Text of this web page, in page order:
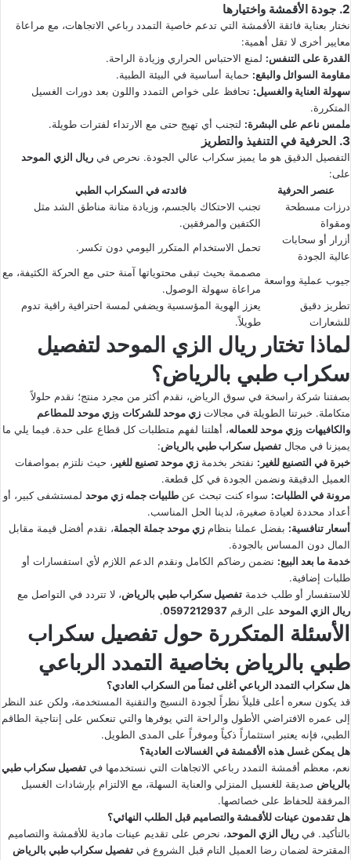
2. جودة الأقمشة واختيارها
نختار بعناية فائقة الأقمشة التي تدعم خاصية التمدد رباعي الاتجاهات، مع مراعاة
معايير أخرى لا تقل أهمية:
القدرة على التنفس: لمنع الاحتباس الحراري وزيادة الراحة.
مقاومة السوائل والبقع: حماية أساسية في البيئة الطبية.
سهولة العناية والغسيل: تحافظ على خواص التمدد واللون بعد دورات الغسيل
المتكررة.
ملمس ناعم على البشرة: لتجنب أي تهيج حتى مع الارتداء لفترات طويلة.
3. الحرفية في التنفيذ والتطريز
التفصيل الدقيق هو ما يميز سكراب عالي الجودة. نحرص في ريال الزي الموحد
على:
عنصر الحرفية
فائدته في السكراب الطبي
درزات مسطحة
ومقواة
تجنب الاحتكاك بالجسم، وزيادة متانة مناطق الشد مثل
الكتفين والمرفقين.
أزرار أو سحابات
عالية الجودة
تحمل الاستخدام المتكرر اليومي دون تكسر.
جيوب عملية وواسعة
مصممة بحيث تبقى محتوياتها آمنة حتى مع الحركة الكثيفة، مع
مراعاة سهولة الوصول.
تطريز دقيق
للشعارات
يعزز الهوية المؤسسية ويضفي لمسة احترافية راقية تدوم
طويلاً.
لماذا تختار ريال الزي الموحد لتفصيل
سكراب طبي بالرياض؟
بصفتنا شركة راسخة في سوق الرياض، نقدم أكثر من مجرد منتج؛ نقدم حلولاً
متكاملة. خبرتنا الطويلة في مجالات زي موحد للشركات وزي موحد للمطاعم
والكافيهات وزي موحد للعماله، أهلتنا لفهم متطلبات كل قطاع على حدة. فيما يلي ما
يميزنا في مجال تفصيل سكراب طبي بالرياض:
خبرة في التصنيع للغير: نفتخر بخدمة زي موحد تصنيع للغير ، حيث نلتزم بمواصفات
العميل الدقيقة ونضمن الجودة في كل قطعة.
مرونة في الطلبات: سواء كنت تبحث عن طلبيات جمله زي موحد لمستشفى كبير، أو
أعداد محددة لعيادة صغيرة، لدينا الحل المناسب.
أسعار تنافسية: بفضل عملنا بنظام زي موحد جملة الجملة، نقدم أفضل قيمة مقابل
المال دون المساس بالجودة.
خدمة ما بعد البيع: نضمن رضاكم الكامل ونقدم الدعم اللازم لأي استفسارات أو
طلبات إضافية.
للاستفسار أو طلب خدمة تفصيل سكراب طبي بالرياض، لا تتردد في التواصل مع
ريال الزي الموحد على الرقم 0597212937
.
الأسئلة المتكررة حول تفصيل سكراب
طبي بالرياض بخاصية التمدد الرباعي
هل سكراب التمدد الرباعي أغلى ثمناً من السكراب العادي؟
قد يكون سعره أعلى قليلاً نظراً لجودة النسيج والتقنية المستخدمة، ولكن عند النظر
إلى عمره الافتراضي الأطول والراحة التي يوفرها والتي تنعكس على إنتاجية الطاقم
الطبي، فإنه يعتبر استثماراً ذكياً وموفراً على المدى الطويل.
هل يمكن غسل هذه الأقمشة في الغسالات العادية؟
نعم، معظم أقمشة التمدد رباعي الاتجاهات التي نستخدمها في تفصيل سكراب طبي
بالرياض صديقة للغسيل المنزلي والعناية السهلة، مع الالتزام بإرشادات الغسيل
المرفقة للحفاظ على خصائصها.
هل تقدمون عينات للأقمشة والتصاميم قبل الطلب النهائي؟
بالتأكيد. في ريال الزي الموحد، نحرص على تقديم عينات مادية للأقمشة والتصاميم
المقترحة لضمان رضا العميل التام قبل الشروع في تفصيل سكراب طبي بالرياض